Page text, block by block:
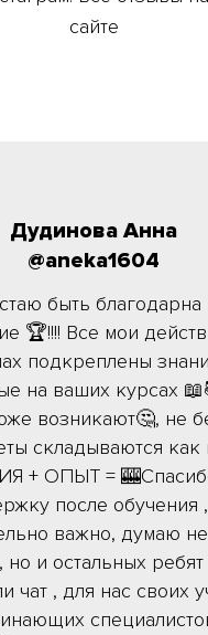
сайте
Дудинова Анна
@aneka1604
быть благодарна
🏆!!!! Все мои
подкреплены
на ваших курсах
возникают🤔, не
складываются как
+ ОПЫТ =
после обучения
важно, думаю
но и остальных ребят
чат , для нас своих